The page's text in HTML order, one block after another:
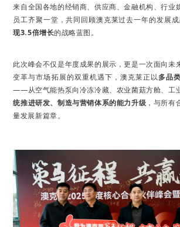
来自全国各地的经销商、供应商、金融机构、行业
员工齐聚一堂，共同回顾澳克莱过去一年的发展
现3.5倍增长的战略蓝图。
此次峰会不仅是年度成果的展示，更是一次面向未
变革与市场拓展的双重机遇下，澳克莱正以多品
——从空气能热泵向冷冻冷藏、农业菌菇方舱、工
统推进研发、制造与营销体系的能力升级 ，与所有
量发展新篇章。